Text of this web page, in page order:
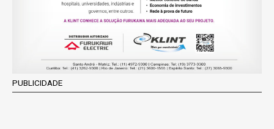
PUBLICIDADE